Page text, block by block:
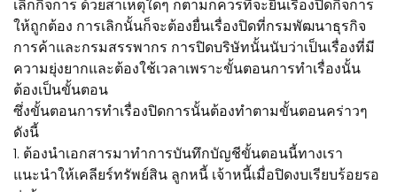
เลิกกิจการ ด้วยสาเหตุใดๆ ก็ตามก็ควรที่จะยื่นเรื่องปิดกิจการ
ให้ถูกต้อง การเลิกนั้นก็จะต้องยื่นเรื่องปิดที่กรมพัฒนาธุรกิจ
การค้าและกรมสรรพากร การปิดบริษัทนั้นนับว่าเป็นเรื่องที่มี
ความยุ่งยากและต้องใช้เวลาเพราะขั้นตอนการทำเรื่องนั้น
ต้องเป็นขั้นตอน
ซึ่งขั้นตอนการทำเรื่องปิดการนั้นต้องทำตามขั้นตอนคร่าวๆ
ดังนี้
1. ต้องนำเอกสารมาทำการบันทึกบัญชีขั้นตอนนี้ทางเรา
แนะนำให้เคลียร์ทรัพย์สิน ลูกหนี้ เจ้าหนี้เมื่อปิดงบเรียบร้อยรอ